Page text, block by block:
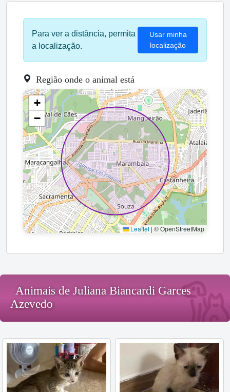
Para ver a distância, permita
a localização.
Usar minha
localização
Região onde o animal está
+
−
Leaflet | © OpenStreetMap
Animais de Juliana Biancardi Garces
Azevedo